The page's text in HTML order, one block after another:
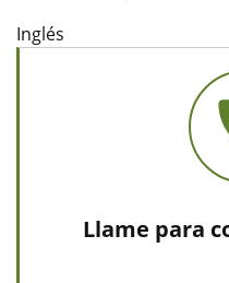
Inglés
Llame para